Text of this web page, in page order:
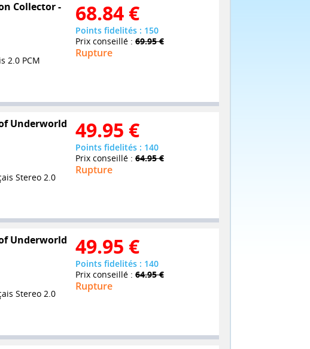
Collector -
2.0 PCM
68.84 €
Points fidelités : 150
Prix conseillé : 69.95 €
Rupture
Underworld
Stereo 2.0
49.95 €
Points fidelités : 140
Prix conseillé : 64.95 €
Rupture
Underworld
Stereo 2.0
49.95 €
Points fidelités : 140
Prix conseillé : 64.95 €
Rupture